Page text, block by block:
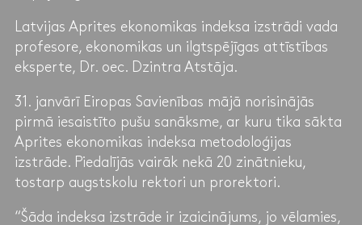
Latvijas Aprites ekonomikas indeksa izstrādi vada
profesore, ekonomikas un ilgtspējīgas attīstības
eksperte, Dr. oec. Dzintra Atstāja.
31. janvārī Eiropas Savienības mājā norisinājās
pirmā iesaistīto pušu sanāksme, ar kuru tika sākta
Aprites ekonomikas indeksa metodoloģijas
izstrāde. Piedalījās vairāk nekā 20 zinātnieku,
tostarp augstskolu rektori un prorektori.
“Šāda indeksa izstrāde ir izaicinājums, jo vēlamies,